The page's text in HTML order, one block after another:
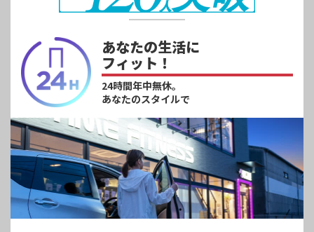
あなたの生活に
フィット！
24時間年中無休。
あなたのスタイルで